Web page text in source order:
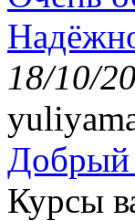
18/10/
Добрый
Курсы